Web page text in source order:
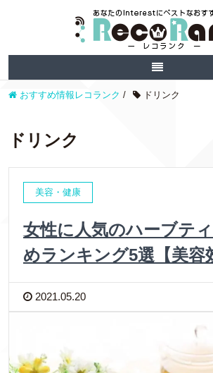
おすすめ情報レコランク / ドリンク
ドリンク
美容・健康
女性に人気のハーブテ
めランキング5選【美容
2021.05.20